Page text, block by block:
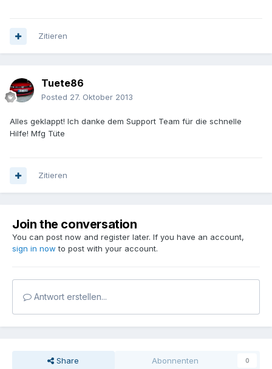
Zitieren
Tuete86
Posted 27. Oktober 2013
Alles geklappt! Ich danke dem Support Team für die schnelle
Hilfe! Mfg Tüte
Zitieren
Join the conversation
You can post now and register later. If you have an account,
sign in now to post with your account.
Antwort erstellen...
Share Abonnenten 0